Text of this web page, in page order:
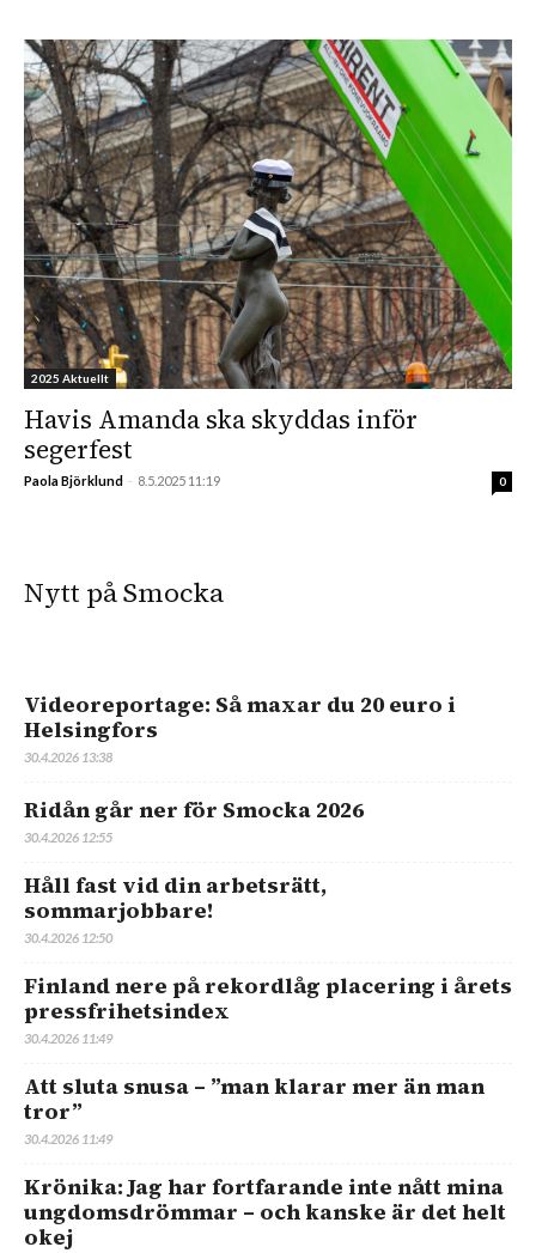
2025 Aktuellt
Havis Amanda ska skyddas inför
segerfest
Paola Björklund - 8.5.2025 11:19 0
Nytt på Smocka
Videoreportage: Så maxar du 20 euro i
Helsingfors
30.4.2026 13:38
Ridån går ner för Smocka 2026
30.4.2026 12:55
Håll fast vid din arbetsrätt,
sommarjobbare!
30.4.2026 12:50
Finland nere på rekordlåg placering i årets
pressfrihetsindex
30.4.2026 11:49
Att sluta snusa – ”man klarar mer än man
tror”
30.4.2026 11:49
Krönika: Jag har fortfarande inte nått mina
ungdomsdrömmar – och kanske är det helt
okej